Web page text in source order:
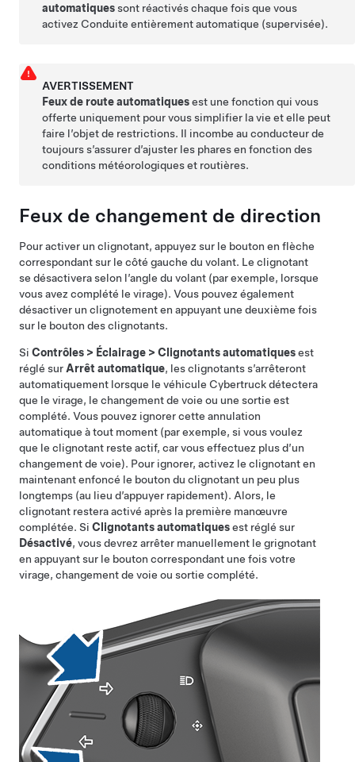
automatiquessont réactivés chaque fois que vous
activez Conduite entièrement automatique (supervisée).
AVERTISSEMENT
Feux de route automatiquesest une fonction qui vous
offerte uniquement pour vous simplifier la vie et elle peut
faire l’objet de restrictions. Il incombe au conducteur de
toujours s’assurer d’ajuster les pharesen fonction des
conditions météorologiques et routières.
Feux de changement de direction
Pour activer un clignotant, appuyez sur le bouton en flèche
correspondant sur le côté gauche du volant. Le clignotant
se désactivera selon l’angle du volant (par exemple, lorsque
vous avez complété le virage). Vous pouvez également
désactiver un clignotement en appuyant une deuxième fois
sur le bouton des clignotants.
Si Contrôles > Éclairage > Clignotants automatiquesest
réglé surArrêt automatique, les clignotants s’arrêteront
automatiquement lorsque le véhicule Cybertruckdétectera
que le virage, le changement de voie ou une sortie est
complété. Vous pouvez ignorer cette annulation
automatique à tout moment (par exemple, si vous voulez
que le clignotant reste actif, car vous effectuez plus d’un
changement de voie). Pour ignorer, activez le clignotant en
maintenant enfoncé le bouton du clignotant un peu plus
longtemps (au lieu d’appuyer rapidement). Alors, le
clignotant restera activé après la première manœuvre
complétée. Si Clignotants automatiquesest réglé sur
Désactivé, vous devrez arrêter manuellement le grignotant
en appuyant sur le bouton correspondant une fois votre
virage, changement de voie ou sortie complété.